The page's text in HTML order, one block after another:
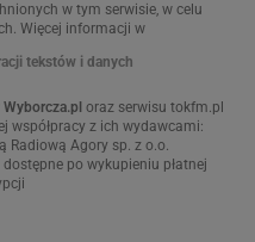
w tym serwisie, w celu
Więcej informacji w
tekstów i danych
oraz serwisu tokfm.pl
współpracy z ich wydawcami:
Radiową Agory sp. z o.o.
po wykupieniu płatnej